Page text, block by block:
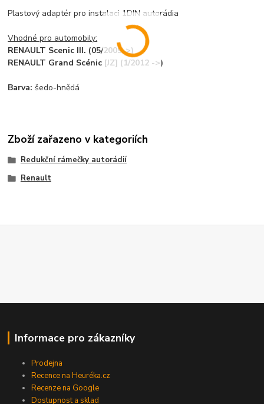
Plastový adaptér pro instalaci 1DIN autorádia
Vhodné pro automobily:
RENAULT Scenic III. (05/2009->)
RENAULT Grand Scénic [JZ] (1/2012 ->)
Barva: šedo-hnědá
Zboží zařazeno v kategoriích
Redukční rámečky autorádií
Renault
Informace pro zákazníky
Prodejna
Recence na Heuréka.cz
Recenze na Google
Dostupnost a sklad